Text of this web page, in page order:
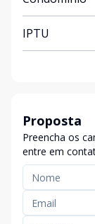
IPTU
Proposta
Preencha os
entre em